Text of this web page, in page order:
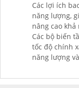
Các lợi ích
năng lượng,
nâng cao
Các bộ biến
tốc độ chính
năng lượng